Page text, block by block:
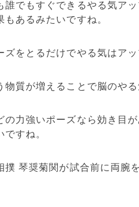
誰でもすぐできるやる気ア
あるみたいですね。
をとるだけでやる気はア
質が増えることで脳のや
力強いポーズなら効き目
すね。
撲 琴奨菊関が試合前に両腕